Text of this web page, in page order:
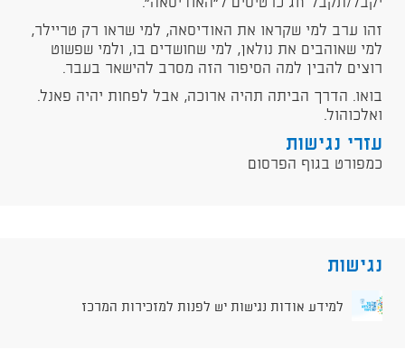
יקבל/תקבל זוג כרטיסים ל״האודיסאה״.
זהו ערב למי שקראו את האודיסאה, למי שראו רק טריילר,
למי שאוהבים את נולאן, למי שחושדים בו, ולמי שפשוט
רוצים להבין למה הסיפור הזה מסרב להישאר בעבר.
בואו. הדרך הביתה תהיה ארוכה, אבל לפחות יהיה פאנל.
ואלכוהול.
עזרי נגישות
כמפורט בגוף הפרסום
נגישות
למידע אודות נגישות יש לפנות למזכירות המרכז